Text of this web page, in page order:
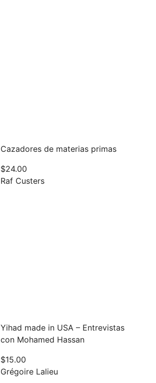
Cazadores de materias primas
$24.00
Raf Custers
Yihad made in USA – Entrevistas
con Mohamed Hassan
$15.00
Grégoire Lalieu